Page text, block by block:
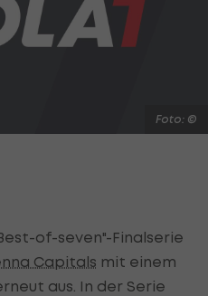
Foto: ©
of-seven"-Finalserie
Capitals mit einem
aus. In der Serie